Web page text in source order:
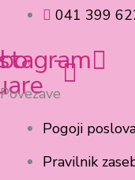
041 399
Povezave
Pogoji
Pravilnik